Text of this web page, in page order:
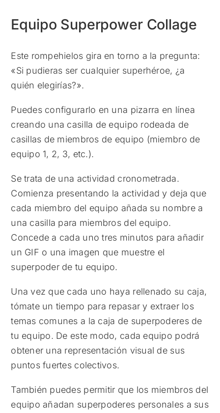
Equipo Superpower Collage
Este rompehielos gira en torno a la pregunta:
«Si pudieras ser cualquier superhéroe, ¿a
quién elegirías?».
Puedes configurarlo en una pizarra en línea
creando una casilla de equipo rodeada de
casillas de miembros de equipo (miembro de
equipo 1, 2, 3, etc.).
Se trata de una actividad cronometrada.
Comienza presentando la actividad y deja que
cada miembro del equipo añada su nombre a
una casilla para miembros del equipo.
Concede a cada uno tres minutos para añadir
un GIF o una imagen que muestre el
superpoder de tu equipo.
Una vez que cada uno haya rellenado su caja,
tómate un tiempo para repasar y extraer los
temas comunes a la caja de superpoderes de
tu equipo. De este modo, cada equipo podrá
obtener una representación visual de sus
puntos fuertes colectivos.
También puedes permitir que los miembros del
equipo añadan superpoderes personales a sus